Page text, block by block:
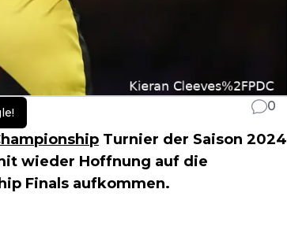
0
Turnier der Saison 2024
wieder Hoffnung auf die
Finals aufkommen.